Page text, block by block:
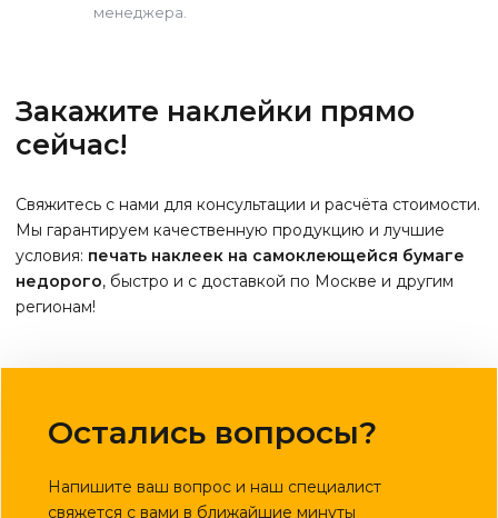
менеджера.
Закажите наклейки прямо
сейчас!
Свяжитесь с нами для консультации и расчёта стоимости.
Мы гарантируем качественную продукцию и лучшие
условия: печать наклеек на самоклеющейся бумаге
недорого, быстро и с доставкой по Москве и другим
регионам!
Остались вопросы?
Напишите ваш вопрос и наш специалист
свяжется с вами в ближайшие минуты